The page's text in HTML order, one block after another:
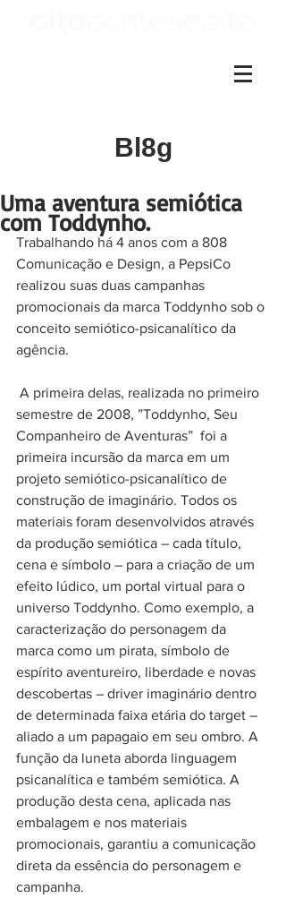
Bl8g
Uma aventura semiótica
com Toddynho.
Trabalhando há 4 anos com a 808
Comunicação e Design, a PepsiCo
realizou suas duas campanhas
promocionais da marca Toddynho sob o
conceito semiótico-psicanalítico da
agência.
semestre de 2008, ”Toddynho, Seu
Companheiro de Aventuras”  foi a
primeira incursão da marca em um
projeto semiótico-psicanalítico de
construção de imaginário. Todos os
materiais foram desenvolvidos através
da produção semiótica – cada título,
cena e símbolo – para a criação de um
efeito lúdico, um portal virtual para o
universo Toddynho. Como exemplo, a
caracterização do personagem da
marca como um pirata, símbolo de
espírito aventureiro, liberdade e novas
descobertas – driver imaginário dentro
de determinada faixa etária do target –
aliado a um papagaio em seu ombro. A
função da luneta aborda linguagem
psicanalítica e também semiótica. A
produção desta cena, aplicada nas
embalagem e nos materiais
promocionais, garantiu a comunicação
direta da essência do personagem e
campanha.